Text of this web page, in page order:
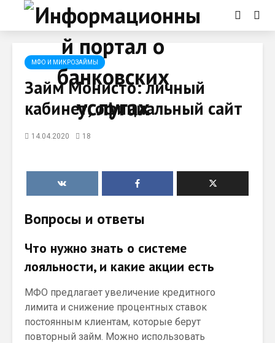
МФО И МИКРОЗАЙМЫ
Займ Монисто: личный
кабинет, официальный сайт
14.04.2020 18
Вопросы и ответы
Что нужно знать о системе
лояльности, и какие акции есть
МФО предлагает увеличение кредитного
лимита и снижение процентных ставок
постоянным клиентам, которые берут
повторный займ. Можно использовать